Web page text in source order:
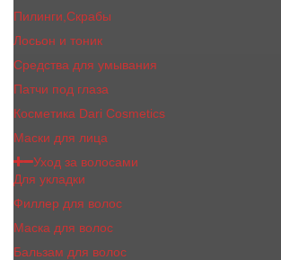
Пилинги,Скрабы
Лосьон и тоник
Средства для умывания
Патчи под глаза
Косметика Dari Cosmetics
Маски для лица
Уход за волосами
Для укладки
Филлер для волос
Маска для волос
Бальзам для волос